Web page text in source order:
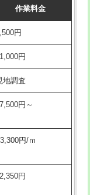
作業料金
円
円
地調査
円～
円/ｍ
円